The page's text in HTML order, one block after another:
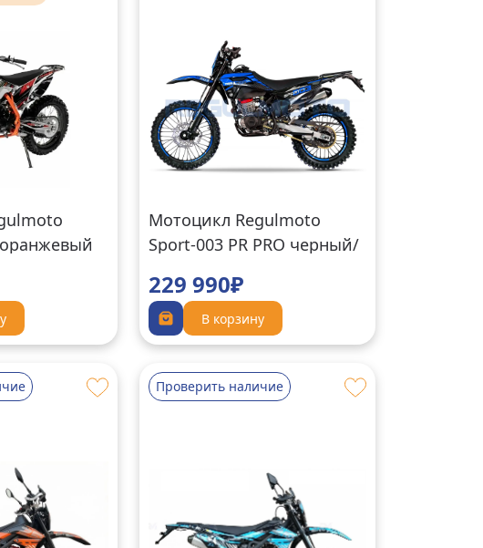
Мотоцикл Regulmoto
Sport-003 PR PRO черный/
229 990₽
В корзину
Проверить наличие